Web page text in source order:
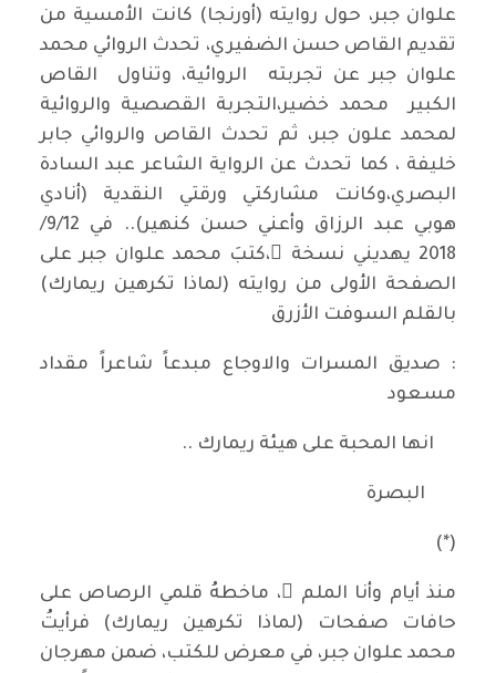
علوان جبر، حول روايته (أورنجا) كانت الأمسية من
تقديم القاص حسن الضفيري، تحدث الروائي محمد
علوان جبر عن تجربته الروائية، وتناول القاص
الكبير محمد خضير،التجربة القصصية والروائية
لمحمد علون جبر، ثم تحدث القاص والروائي جابر
خليفة ، كما تحدث عن الرواية الشاعر عبد السادة
البصري،وكانت مشاركتي ورقتي النقدية (أنادي
هوبي عبد الرزاق وأعني حسن كنهير).. في 9/12/
2018 يهديني نسخة ً،كتبَ محمد علوان جبر على
الصفحة الأولى من روايته (لماذا تكرهين ريمارك)
بالقلم السوفت الأزرق
: صديق المسرات والاوجاع مبدعاً شاعراً مقداد
مسعود
انها المحبة على هيئة ريمارك ..
البصرة
(*)
منذ أيام وأنا الملم ُ، ماخطهُ قلمي الرصاص على
حافات صفحات (لماذا تكرهين ريمارك) فرأيتُ
محمد علوان جبر، في معرض للكتب، ضمن مهرجان